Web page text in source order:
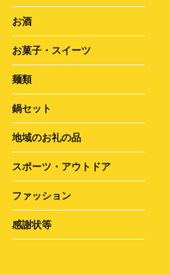
お酒
お菓子・スイーツ
麺類
鍋セット
地域のお礼の品
スポーツ・アウトドア
ファッション
感謝状等